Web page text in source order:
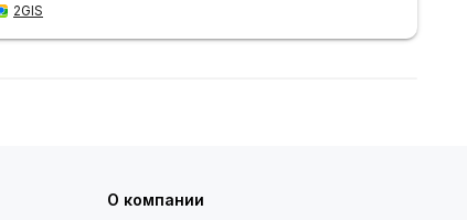
2GIS
О компании